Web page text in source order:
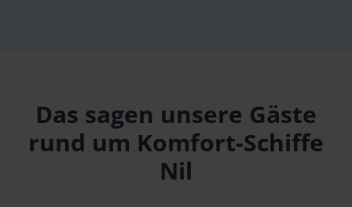
Das sagen unsere Gäste
rund um Komfort-Schiffe
Nil